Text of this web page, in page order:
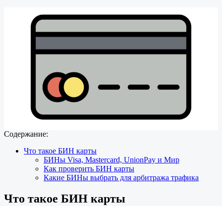
Содержание:
Что такое БИН карты
БИНы Visa, Mastercard, UnionPay и Мир
Как проверить БИН карты
Какие БИНы выбрать для арбитража трафика
Что такое БИН карты